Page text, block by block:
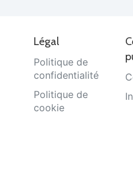
Légal
Politique de
confidentialité
Politique de
cookie